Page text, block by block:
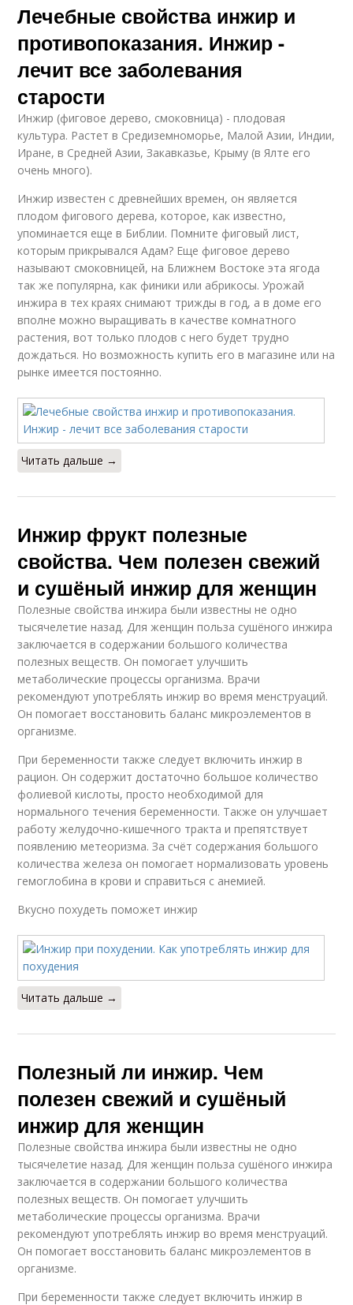
Лечебные свойства инжир и
противопоказания. Инжир -
лечит все заболевания
старости
Инжир (фиговое дерево, смоковница) - плодовая
культура. Растет в Средиземноморье, Малой Азии, Индии,
Иране, в Средней Азии, Закавказье, Крыму (в Ялте его
очень много).
Инжир известен с древнейших времен, он является
плодом фигового дерева, которое, как известно,
упоминается еще в Библии. Помните фиговый лист,
которым прикрывался Адам? Еще фиговое дерево
называют смоковницей, на Ближнем Востоке эта ягода
так же популярна, как финики или абрикосы. Урожай
инжира в тех краях снимают трижды в год, а в доме его
вполне можно выращивать в качестве комнатного
растения, вот только плодов с него будет трудно
дождаться. Но возможность купить его в магазине или на
рынке имеется постоянно.
Читать дальше →
Инжир фрукт полезные
свойства. Чем полезен свежий
и сушёный инжир для женщин
Полезные свойства инжира были известны не одно
тысячелетие назад. Для женщин польза сушёного инжира
заключается в содержании большого количества
полезных веществ. Он помогает улучшить
метаболические процессы организма. Врачи
рекомендуют употреблять инжир во время менструаций.
Он помогает восстановить баланс микроэлементов в
организме.
При беременности также следует включить инжир в
рацион. Он содержит достаточно большое количество
фолиевой кислоты, просто необходимой для
нормального течения беременности. Также он улучшает
работу желудочно-кишечного тракта и препятствует
появлению метеоризма. За счёт содержания большого
количества железа он помогает нормализовать уровень
гемоглобина в крови и справиться с анемией.
Вкусно похудеть поможет инжир
Читать дальше →
Полезный ли инжир. Чем
полезен свежий и сушёный
инжир для женщин
Полезные свойства инжира были известны не одно
тысячелетие назад. Для женщин польза сушёного инжира
заключается в содержании большого количества
полезных веществ. Он помогает улучшить
метаболические процессы организма. Врачи
рекомендуют употреблять инжир во время менструаций.
Он помогает восстановить баланс микроэлементов в
организме.
При беременности также следует включить инжир в